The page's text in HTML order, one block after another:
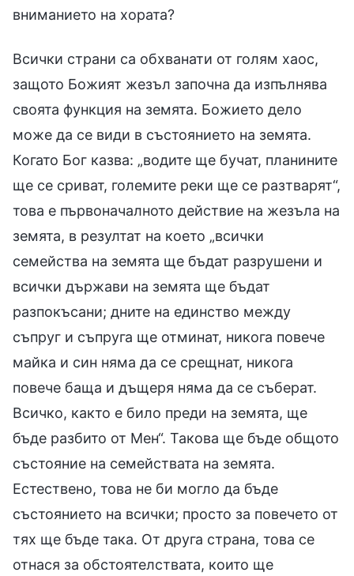
вниманието на хората?
Всички страни са обхванати от голям хаос,
защото Божият жезъл започна да изпълнява
своята функция на земята. Божието дело
може да се види в състоянието на земята.
Когато Бог казва: „водите ще бучат, планините
ще се сриват, големите реки ще се разтварят“,
това е първоначалното действие на жезъла на
земята, в резултат на което „всички
семейства на земята ще бъдат разрушени и
всички държави на земята ще бъдат
разпокъсани; дните на единство между
съпруг и съпруга ще отминат, никога повече
майка и син няма да се срещнат, никога
повече баща и дъщеря няма да се съберат.
Всичко, както е било преди на земята, ще
бъде разбито от Мен“. Такова ще бъде общото
състояние на семействата на земята.
Естествено, това не би могло да бъде
състоянието на всички; просто за повечето от
тях ще бъде така. От друга страна, това се
отнася за обстоятелствата, които ще